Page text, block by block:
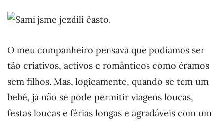
O meu companheiro pensava que podíamos ser
tão criativos, activos e românticos como éramos
sem filhos. Mas, logicamente, quando se tem um
bebé, já não se pode permitir viagens loucas,
festas loucas e férias longas e agradáveis com um